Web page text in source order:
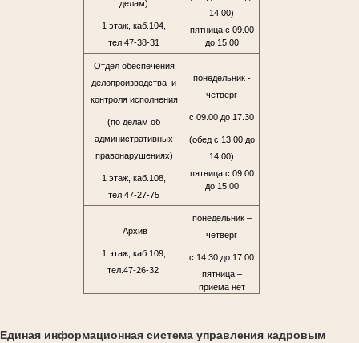
делам)
1 этаж, каб.104,
тел.47-38-31
14.00)
пятница с 09.00
до 15.00
Отдел обеспечения
делопроизводства и
контроля исполнения
(по делам об
административных
правонарушениях)
1 этаж, каб.108,
тел.47-27-75
понедельник -
четверг
с 09.00 до 17.30
(обед с 13.00 до
14.00)
пятница с 09.00
до 15.00
Архив
1 этаж, каб.109,
тел.47-26-32
понедельник –
четверг
с 14.30 до 17.00
пятница –
приема нет
Единая информационная система управления кадровым